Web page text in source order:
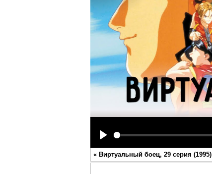
Play
« Виртуальный боец, 29 серия (1995)